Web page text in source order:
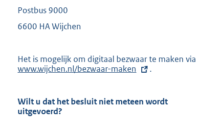
Postbus 9000
6600 HA Wijchen
Het is mogelijk om digitaal bezwaar te maken via
www.wijchen.nl/bezwaar-maken .
Wilt u dat het besluit niet meteen wordt
uitgevoerd?